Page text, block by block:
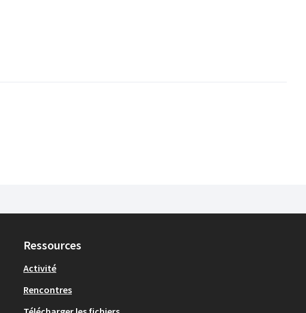
Ressources
Activité
Rencontres